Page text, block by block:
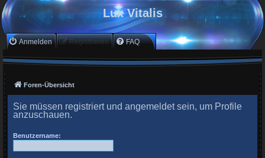
Lux Vitalis
Anmelden Registrieren FAQ
Foren-Übersicht
Sie müssen registriert und angemeldet sein, um Profile
anzuschauen.
Benutzername: